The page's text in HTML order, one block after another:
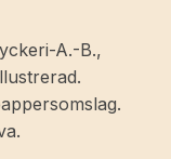
A.-B.,